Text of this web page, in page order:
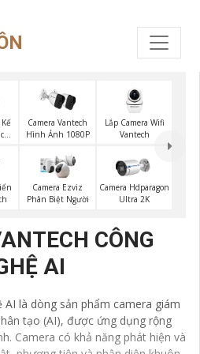
Camera Vantech
Hình Ảnh 1080P
Lắp Camera Wifi
Vantech
Camera Ezviz
Phân Biệt Người
Camera Hdparagon
Ultra 2K
CÔNG
AI
AI là dòng sản phẩm camera giám
tạo (AI), được ứng dụng rộng
Camera có khả năng phát hiện và